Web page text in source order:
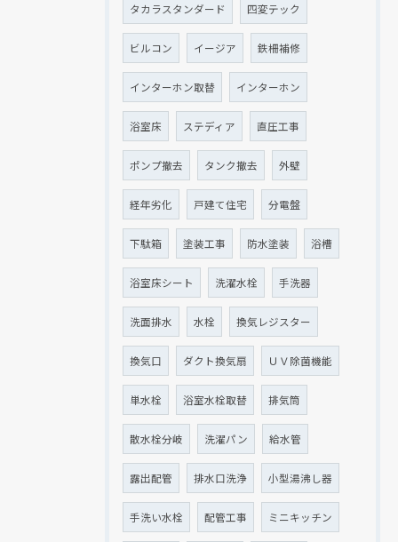
タカラスタンダード 四変テック
ビルコン イージア 鉄柵補修
インターホン取替 インターホン
浴室床 ステディア 直圧工事
ポンプ撤去 タンク撤去 外壁
経年劣化 戸建て住宅 分電盤
下駄箱 塗装工事 防水塗装 浴槽
浴室床シート 洗濯水栓 手洗器
洗面排水 水栓 換気レジスター
換気口 ダクト換気扇 ＵＶ除菌機能
単水栓 浴室水栓取替 排気筒
散水栓分岐 洗濯パン 給水管
露出配管 排水口洗浄 小型湯沸し器
手洗い水栓 配管工事 ミニキッチン